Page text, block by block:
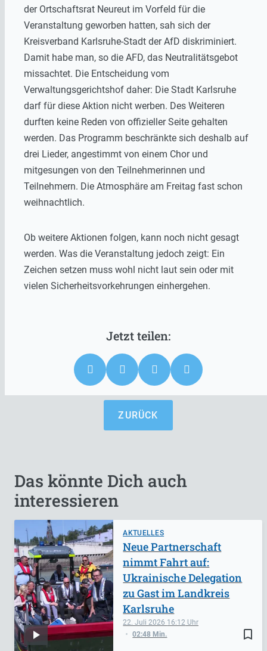
der Ortschaftsrat Neureut im Vorfeld für die
Veranstaltung geworben hatten, sah sich der
Kreisverband Karlsruhe-Stadt der AfD diskriminiert.
Damit habe man, so die AFD, das Neutralitätsgebot
missachtet. Die Entscheidung vom
Verwaltungsgerichtshof daher: Die Stadt Karlsruhe
darf für diese Aktion nicht werben. Des Weiteren
durften keine Reden von offizieller Seite gehalten
werden. Das Programm beschränkte sich deshalb auf
drei Lieder, angestimmt von einem Chor und
mitgesungen von den Teilnehmerinnen und
Teilnehmern. Die Atmosphäre am Freitag fast schon
weihnachtlich.
Ob weitere Aktionen folgen, kann noch nicht gesagt
werden. Was die Veranstaltung jedoch zeigt: Ein
Zeichen setzen muss wohl nicht laut sein oder mit
vielen Sicherheitsvorkehrungen einhergehen.
ZURÜCK
Das könnte Dich auch
interessieren
AKTUELLES
bookmark_border
22. Juli 2026 16:12
02:48 Min.
Neue Partnerschaft
nimmt Fahrt auf:
Ukrainische Delegation
zu Gast im Landkreis
Karlsruhe